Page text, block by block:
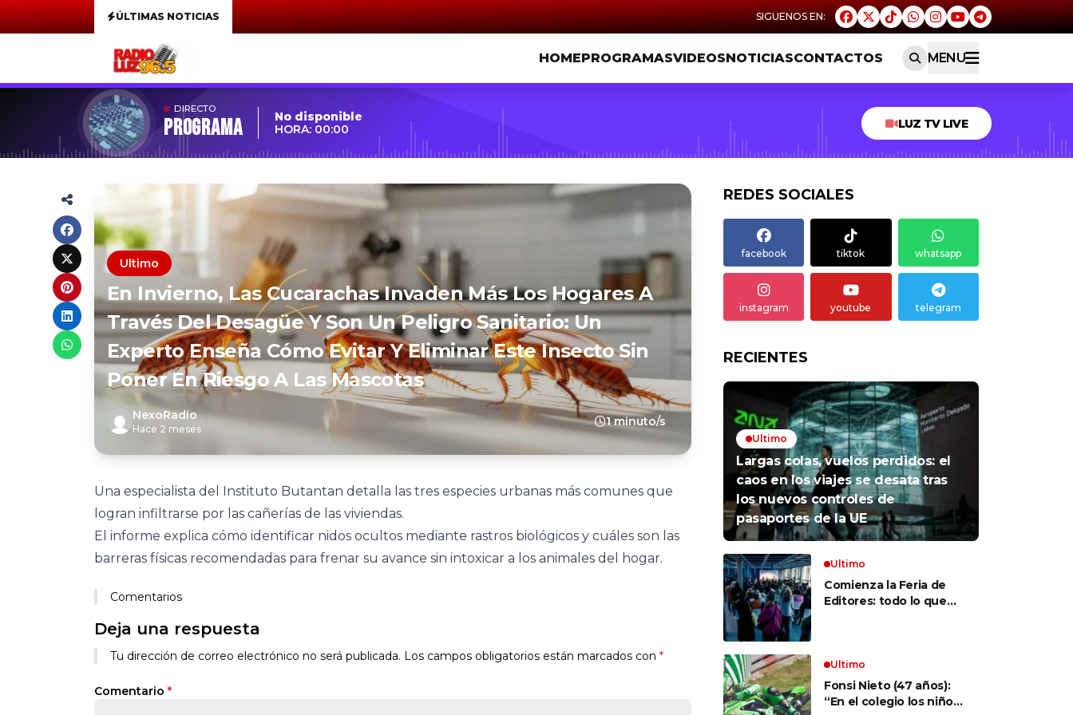
ÚLTIMAS NOTICIAS
HOMEPROGRAMASVIDEOSNOTICIASCONTACTOS MENU
DIRECTO
Programa
No disponible
HORA: 00:00
LUZ TV LIVE
Ultimo
En Invierno, Las Cucarachas Invaden Más Los Hogares A
Través Del Desagüe Y Son Un Peligro Sanitario: Un
Experto Enseña Cómo Evitar Y Eliminar Este Insecto Sin
Poner En Riesgo A Las Mascotas
NexoRadio
Hace 2 meses
1 minuto/s
Una especialista del Instituto Butantan detalla las tres especies urbanas más comunes que
logran infiltrarse por las cañerías de las viviendas.
El informe explica cómo identificar nidos ocultos mediante rastros biológicos y cuáles son las
barreras físicas recomendadas para frenar su avance sin intoxicar a los animales del hogar.
Comentarios
Deja una respuesta
Tu dirección de correo electrónico no será publicada. Los campos obligatorios están marcados con *
Comentario *
REDES SOCIALES
facebook tiktok whatsapp
instagram youtube telegram
RECIENTES
Ultimo
Largas colas, vuelos perdidos: el
caos en los viajes se desata tras
los nuevos controles de
pasaportes de la UE
Ultimo
Comienza la Feria de
Editores: todo lo que
Ultimo
Fonsi Nieto (47 años):
“En el colegio los niños